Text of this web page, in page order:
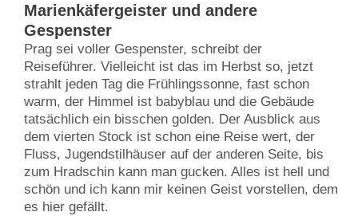
Marienkäfergeister und andere
Gespenster
Prag sei voller Gespenster, schreibt der
Reiseführer. Vielleicht ist das im Herbst so, jetzt
strahlt jeden Tag die Frühlingssonne, fast schon
warm, der Himmel ist babyblau und die Gebäude
tatsächlich ein bisschen golden. Der Ausblick aus
dem vierten Stock ist schon eine Reise wert, der
Fluss, Jugendstilhäuser auf der anderen Seite, bis
zum Hradschin kann man gucken. Alles ist hell und
schön und ich kann mir keinen Geist vorstellen, dem
es hier gefällt.